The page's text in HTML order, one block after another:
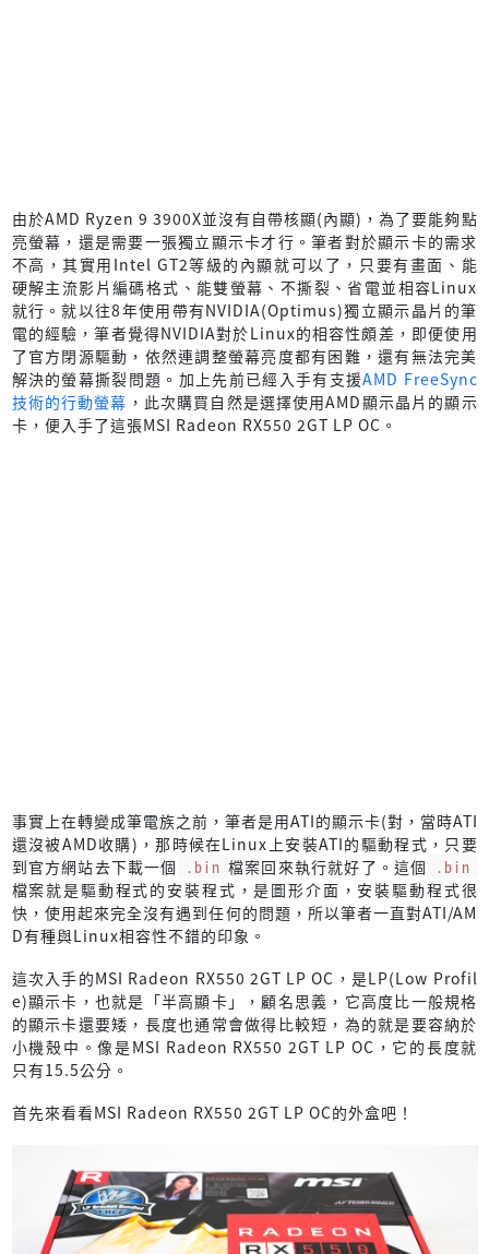
由於AMD Ryzen 9 3900X並沒有自帶核顯(內顯)，為了要能夠點
亮螢幕，還是需要一張獨立顯示卡才行。筆者對於顯示卡的需求
不高，其實用Intel GT2等級的內顯就可以了，只要有畫面、能
硬解主流影片編碼格式、能雙螢幕、不撕裂、省電並相容Linux
就行。就以往8年使用帶有NVIDIA(Optimus)獨立顯示晶片的筆
電的經驗，筆者覺得NVIDIA對於Linux的相容性頗差，即便使用
了官方閉源驅動，依然連調整螢幕亮度都有困難，還有無法完美
解決的螢幕撕裂問題。加上先前已經入手有支援AMD FreeSync
技術的行動螢幕 ，此次購買自然是選擇使用AMD顯示晶片的顯示
卡，便入手了這張MSI Radeon RX550 2GT LP OC。
事實上在轉變成筆電族之前，筆者是用ATI的顯示卡(對，當時ATI
還沒被AMD收購)，那時候在Linux上安裝ATI的驅動程式，只要
到官方網站去下載一個 .bin 檔案回來執行就好了。這個 .bin
檔案就是驅動程式的安裝程式，是圖形介面，安裝驅動程式很
快，使用起來完全沒有遇到任何的問題，所以筆者一直對ATI/AM
D有種與Linux相容性不錯的印象。
這次入手的MSI Radeon RX550 2GT LP OC，是LP(Low Profil
e)顯示卡，也就是「半高顯卡」，顧名思義，它高度比一般規格
的顯示卡還要矮，長度也通常會做得比較短，為的就是要容納於
小機殼中。像是MSI Radeon RX550 2GT LP OC，它的長度就
只有15.5公分。
首先來看看MSI Radeon RX550 2GT LP OC的外盒吧！